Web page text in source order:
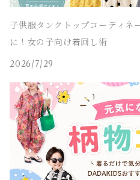
子供服タンクトップコーディネ
に！女の子向け着回し術
2026/7/29